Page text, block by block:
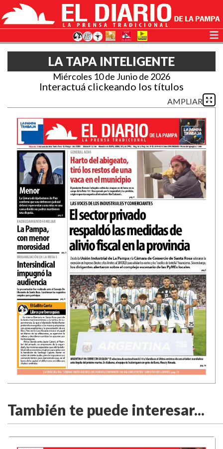
LA TAPA INTELIGENTE
Miércoles 10 de Junio de 2026
Interactuá clickeando los títulos
AMPLIAR
También te puede interesar...